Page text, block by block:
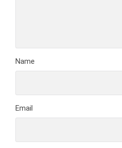
Name
Email